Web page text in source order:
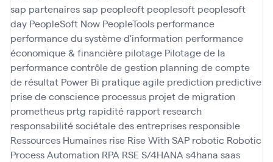
sap partenaires sap peopleoft peoplesoft peoplesoft
day PeopleSoft Now PeopleTools performance
performance du système d'information performance
économique & financière pilotage Pilotage de la
performance contrôle de gestion planning de compte
de résultat Power Bi pratique agile prediction predictive
prise de conscience processus projet de migration
prometheus prtg rapidité rapport research
responsabilité sociétale des entreprises responsible
Ressources Humaines rise Rise With SAP robotic Robotic
Process Automation RPA RSES/4HANA s4hana saas